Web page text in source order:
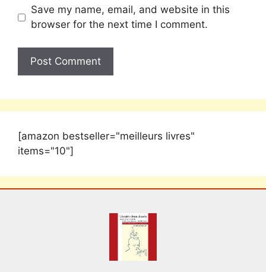
Save my name, email, and website in this
browser for the next time I comment.
[amazon bestseller="meilleurs livres"
items="10"]